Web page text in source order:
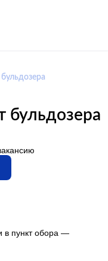
бульдозера
в пункт обора —